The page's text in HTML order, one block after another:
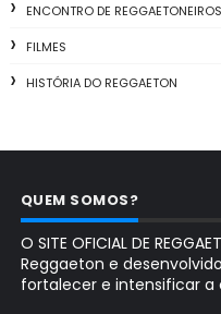
ENCONTRO DE
FILMES
HISTÓRIA DO REGGAETON
QUEM SOMOS?
O SITE OFICIAL DE
Reggaeton e
fortalecer e intensificar a